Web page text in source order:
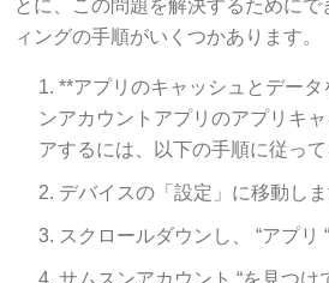
ィングの手順がいくつかあります。
**アプリのキャッシュとデータ
ンアカウントアプリのアプリキ
アするには、以下の手順に従って
デバイスの「設定」に移動しま
スクロールダウンし、 “アプリ
サムスンアカウント “を見つけ